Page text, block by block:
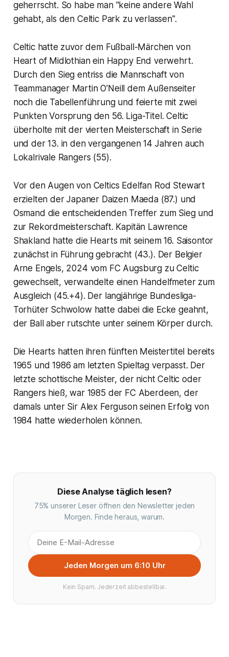
geherrscht. So habe man "keine andere Wahl
gehabt, als den Celtic Park zu verlassen".
Celtic hatte zuvor dem Fußball-Märchen von
Heart of Midlothian ein Happy End verwehrt.
Durch den Sieg entriss die Mannschaft von
Teammanager Martin O'Neill dem Außenseiter
noch die Tabellenführung und feierte mit zwei
Punkten Vorsprung den 56. Liga-Titel. Celtic
überholte mit der vierten Meisterschaft in Serie
und der 13. in den vergangenen 14 Jahren auch
Lokalrivale Rangers (55).
Vor den Augen von Celtics Edelfan Rod Stewart
erzielten der Japaner Daizen Maeda (87.) und
Osmand die entscheidenden Treffer zum Sieg und
zur Rekordmeisterschaft. Kapitän Lawrence
Shakland hatte die Hearts mit seinem 16. Saisontor
zunächst in Führung gebracht (43.). Der Belgier
Arne Engels, 2024 vom FC Augsburg zu Celtic
gewechselt, verwandelte einen Handelfmeter zum
Ausgleich (45.+4). Der langjährige Bundesliga-
Torhüter Schwolow hatte dabei die Ecke geahnt,
der Ball aber rutschte unter seinem Körper durch.
Die Hearts hatten ihren fünften Meistertitel bereits
1965 und 1986 am letzten Spieltag verpasst. Der
letzte schottische Meister, der nicht Celtic oder
Rangers hieß, war 1985 der FC Aberdeen, der
damals unter Sir Alex Ferguson seinen Erfolg von
1984 hatte wiederholen können.
Diese Analyse täglich lesen?
75% unserer Leser öffnen den Newsletter jeden
Morgen. Finde heraus, warum.
Jeden Morgen um 6:10 Uhr
Kein Spam. Jederzeit abbestellbar.